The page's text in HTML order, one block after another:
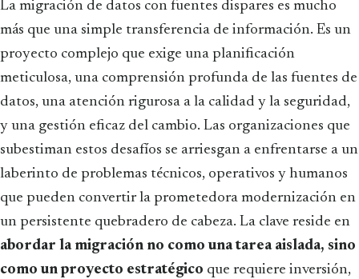
La migración de datos con fuentes dispares es mucho
más que una simple transferencia de información. Es un
proyecto complejo que exige una planificación
meticulosa, una comprensión profunda de las fuentes de
datos, una atención rigurosa a la calidad y la seguridad,
y una gestión eficaz del cambio. Las organizaciones que
subestiman estos desafíos se arriesgan a enfrentarse a un
laberinto de problemas técnicos, operativos y humanos
que pueden convertir la prometedora modernización en
un persistente quebradero de cabeza. La clave reside en
abordar la migración no como una tarea aislada, sino
como un proyecto estratégico que requiere inversión,